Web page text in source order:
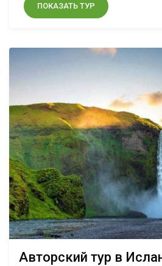
ПОКАЗАТЬ ТУР
Авторский тур в